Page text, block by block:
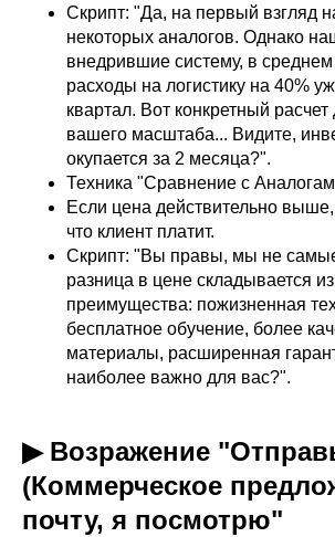
Скрипт: "Да, на первый взгляд
некоторых аналогов. Однако
внедрившие систему, в
расходы на логистику на 40%
квартал. Вот конкретный расчет
вашего масштаба... Видите,
окупается за 2 месяца?".
Техника "Сравнение с
Если цена действительно выше,
что клиент платит.
Скрипт: "Вы правы, мы не
разница в цене складывается
преимущества: пожизненная
бесплатное обучение, более
материалы, расширенная
наиболее важно для вас?".
▶ Возражение
(Коммерческое
почту, я посмотрю"